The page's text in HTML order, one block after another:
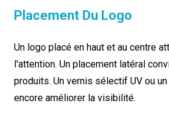
Placement Du Logo
Un logo placé en haut et au centre
l'attention. Un placement latéral
produits. Un vernis sélectif UV ou
encore améliorer la visibilité.